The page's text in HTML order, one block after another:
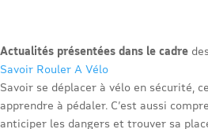
Actualités présentées dans le cadre
Savoir Rouler A Vélo
Savoir se déplacer à vélo en sécurité,
apprendre à pédaler. C’est aussi
anticiper les dangers et trouver sa